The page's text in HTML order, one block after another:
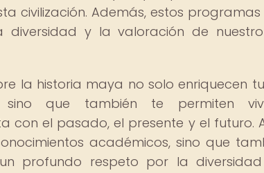
civilización. Además, estos
diversidad y la valoración de
la historia maya no solo enriquecen
sino que también te permiten
con el pasado, el presente y el futuro.
académicos, sino que
profundo respeto por la